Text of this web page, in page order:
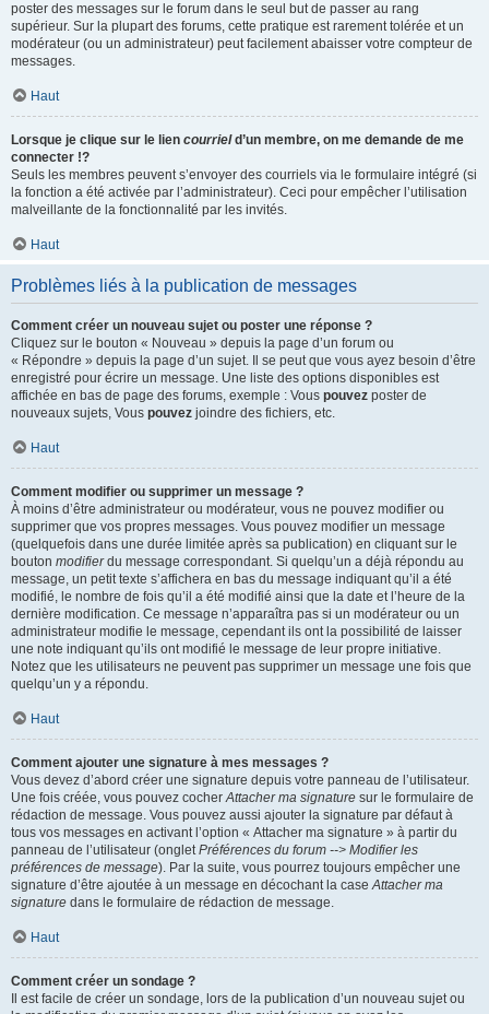
poster des messages sur le forum dans le seul but de passer au rang
supérieur. Sur la plupart des forums, cette pratique est rarement tolérée et un
modérateur (ou un administrateur) peut facilement abaisser votre compteur de
messages.
Haut
Lorsque je clique sur le lien courrield’un membre, on me demande de me
connecter !?
Seuls les membres peuvent s’envoyer des courriels via le formulaire intégré (si
la fonction a été activée par l’administrateur). Ceci pour empêcher l’utilisation
malveillante de la fonctionnalité par les invités.
Haut
Problèmes liés à la publication de messages
Comment créer un nouveau sujet ou poster une réponse ?
Cliquez sur le bouton « Nouveau » depuis la page d’un forum ou
« Répondre » depuis la page d’un sujet. Il se peut que vous ayez besoin d’être
enregistré pour écrire un message. Une liste des options disponibles est
affichée en bas de page des forums, exemple : Vous pouvez poster de
nouveaux sujets, Vous pouvez joindre des fichiers, etc.
Haut
Comment modifier ou supprimer un message ?
À moins d’être administrateur ou modérateur, vous ne pouvez modifier ou
supprimer que vos propres messages. Vous pouvez modifier un message
(quelquefois dans une durée limitée après sa publication) en cliquant sur le
bouton modifierdu message correspondant. Si quelqu’un a déjà répondu au
message, un petit texte s’affichera en bas du message indiquant qu’il a été
modifié, le nombre de fois qu’il a été modifié ainsi que la date et l’heure de la
dernière modification. Ce message n’apparaîtra pas si un modérateur ou un
administrateur modifie le message, cependant ils ont la possibilité de laisser
une note indiquant qu’ils ont modifié le message de leur propre initiative.
Notez que les utilisateurs ne peuvent pas supprimer un message une fois que
quelqu’un y a répondu.
Haut
Comment ajouter une signature à mes messages ?
Vous devez d’abord créer une signature depuis votre panneau de l’utilisateur.
Une fois créée, vous pouvez cocherAttacher ma signature sur le formulaire de
rédaction de message. Vous pouvez aussi ajouter la signature par défaut à
tous vos messages en activant l’option « Attacher ma signature » à partir du
panneau de l’utilisateur (ongletPréférences du forum --> Modifier les
préférences de message). Par la suite, vous pourrez toujours empêcher une
signature d’être ajoutée à un message en décochant la caseAttacher ma
signature dans le formulaire de rédaction de message.
Haut
Comment créer un sondage ?
Il est facile de créer un sondage, lors de la publication d’un nouveau sujet ou